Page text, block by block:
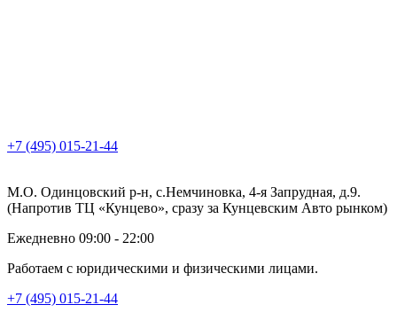
+7 (495) 015-21-44
М.О. Одинцовский р-н, с.Немчиновка, 4-я Запрудная, д.9.
(Напротив ТЦ «Кунцево», сразу за Кунцевским Авто рынком)
Ежедневно 09:00 - 22:00
Работаем с юридическими и физическими лицами.
+7 (495) 015-21-44